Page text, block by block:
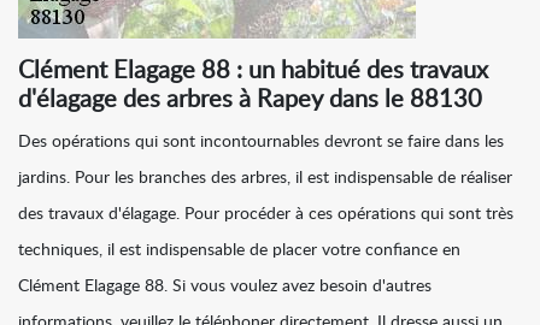
Clément Elagage 88 : un habitué des travaux
d'élagage des arbres à Rapey dans le 88130
Des opérations qui sont incontournables devront se faire dans les
jardins. Pour les branches des arbres, il est indispensable de réaliser
des travaux d'élagage. Pour procéder à ces opérations qui sont très
techniques, il est indispensable de placer votre confiance en
Clément Elagage 88. Si vous voulez avez besoin d'autres